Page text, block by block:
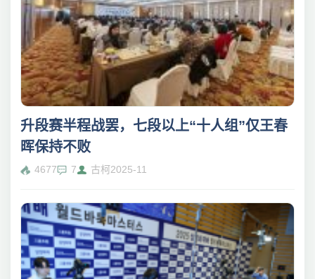
升段赛半程战罢，七段以上“十人组”仅王春
晖保持不败
4677 7 古柯2025-11